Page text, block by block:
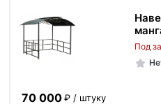
Под
70 000₽ / штуку